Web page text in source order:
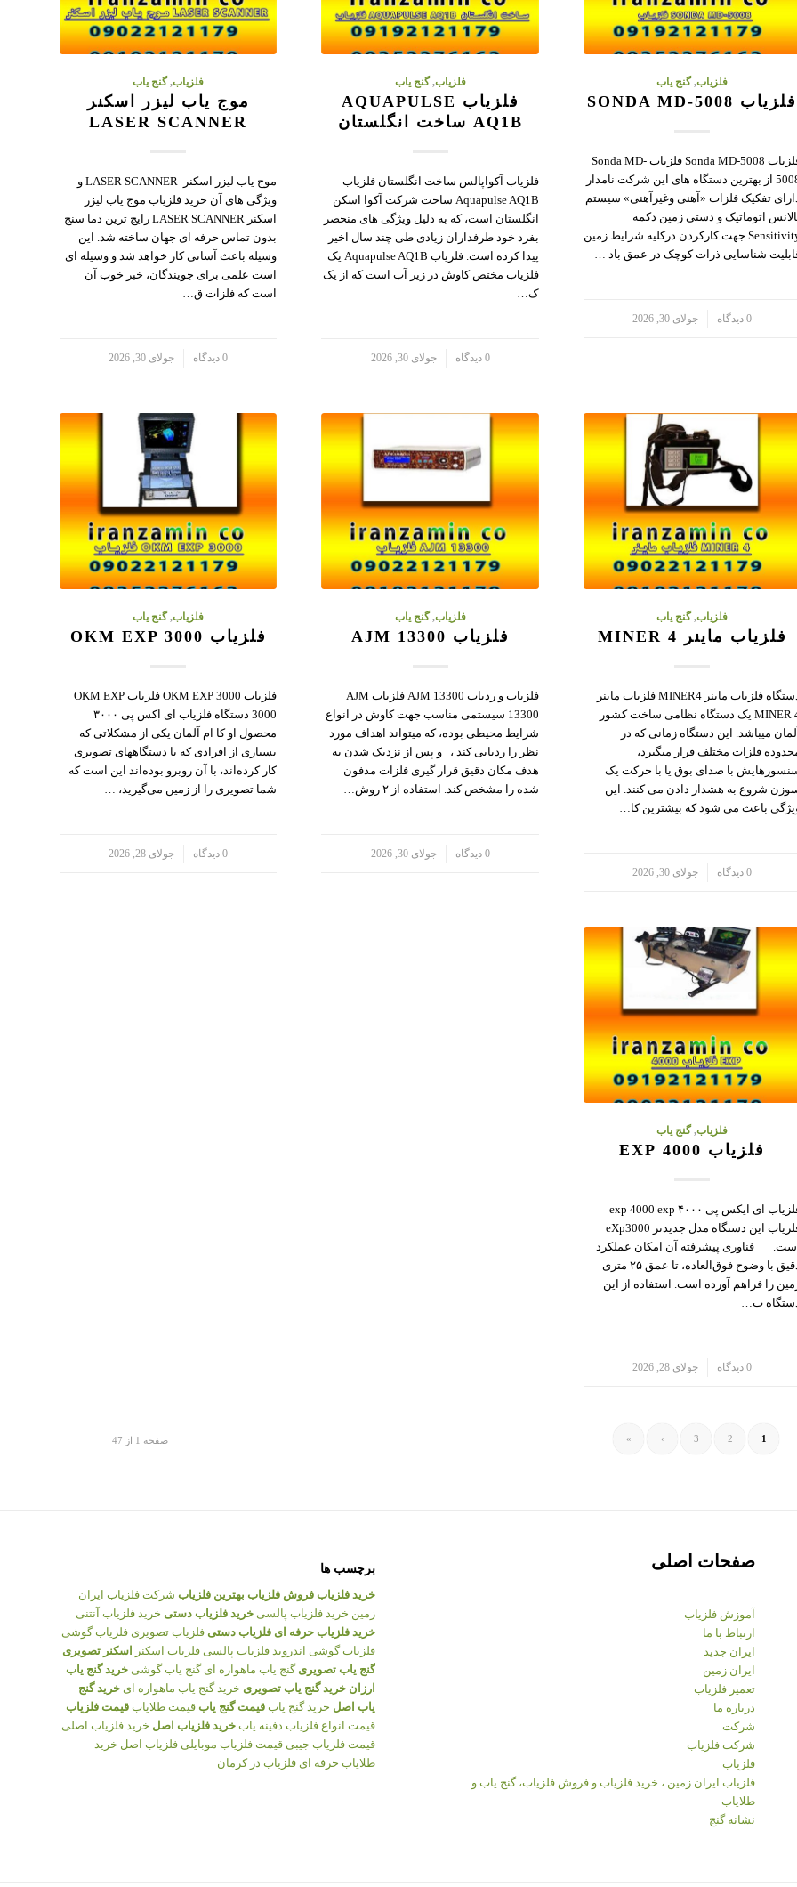
فلزیاب,گنج یاب
فلزیاب SONDA MD-5008
فلزیاب Sonda MD-5008 فلزیاب Sonda MD-
5008 از بهترین دستگاه های این شرکت نامدار
تفکیک فلزات «آهنی وغیرآهنی» سیستم
اتوماتیک و دستی زمین دکمه
Sensitivity جهت کارکردن درکلیه شرایط زمین
شناسایی ذرات کوچک در عمق باد …
0 دیدگاه جولای 30, 2026
فلزیاب,گنج یاب
فلزیاب AQUAPULSE
AQ1B ساخت انگلستان
فلزیاب آکواپالس ساخت انگلستان فلزیاب
Aquapulse AQ1B ساخت شرکت آکوا اسکن
انگلستان است، که به دلیل ویژگی های منحصر
بفرد خود طرفداران زیادی طی چند سال اخیر
پیدا کرده است. فلزیاب Aquapulse AQ1B یک
فلزیاب مختص کاوش در زیر آب است که از یک
ک…
0 دیدگاه جولای 30, 2026
فلزیاب,گنج یاب
موج یاب لیزر اسکنر
LASER SCANNER
موج یاب لیزر اسکنر LASER SCANNER و
ویژگی های آن خرید فلزیاب موج یاب لیزر
اسکنر LASER SCANNER رایج ترین دما سنج
بدون تماس حرفه ای جهان ساخته شد. این
وسیله باعث آسانی کار خواهد شد و وسیله ای
است علمی برای جویندگان، خبر خوب آن
است که فلزات ق…
0 دیدگاه جولای 30, 2026
فلزیاب,گنج یاب
فلزیاب ماینر MINER 4
دستگاه فلزیاب ماینر MINER4 فلزیاب ماینر
MINER 4 یک دستگاه نظامی ساخت کشور
میباشد. این دستگاه زمانی که در
فلزات مختلف قرار میگیرد،
با صدای بوق یا با حرکت یک
شروع به هشدار دادن می کنند. این
باعث می شود که بیشترین کا…
0 دیدگاه جولای 30, 2026
فلزیاب,گنج یاب
فلزیاب AJM 13300
فلزیاب و ردیاب AJM 13300 فلزیاب AJM
13300 سیستمی مناسب جهت کاوش در انواع
شرایط محیطی بوده، که میتواند اهداف مورد
نظر را ردیابی کند ، و پس از نزدیک شدن به
هدف مکان دقیق قرار گیری فلزات مدفون
شده را مشخص کند. استفاده از ۲ روش…
0 دیدگاه جولای 30, 2026
فلزیاب,گنج یاب
فلزیاب OKM EXP 3000
فلزیاب OKM EXP 3000 فلزیاب OKM EXP
3000 دستگاه فلزیاب ای اکس پی ۳۰۰۰
محصول او کا ام آلمان یکی از مشکلاتی که
بسیاری از افرادی که با دستگاههای تصویری
کار کرده‌اند، با آن روبرو بوده‌اند این است که
شما تصویری را از زمین می‌گیرید، …
0 دیدگاه جولای 28, 2026
فلزیاب,گنج یاب
فلزیاب 4000 EXP
فلزیاب ای ایکس پی ۴۰۰۰ exp 4000 exp
فلزیاب این دستگاه مدل جدیدتر eXp3000
فناوری پیشرفته آن امکان عملکرد
دقیق با وضوح فوق‌العاده، تا عمق ۲۵ متری
را فراهم آورده است. استفاده از این
ب…
0 دیدگاه جولای 28, 2026
صفحه 1 از 47 1
2
3
›
»
صفحات اصلی
آموزش فلزیاب
ارتباط با ما
ایران جدید
ایران زمین
تعمیر فلزیاب
درباره ما
شرکت
شرکت فلزیاب
فلزیاب
فلزیاب ایران زمین ، خرید فلزیاب و فروش فلزیاب، گنج یاب و
طلایاب
نشانه گنج
برچسب ها
خرید فلزیاب فروش فلزیاب بهترین فلزیاب شرکت فلزیاب ایران
زمین خرید فلزیاب پالسی خرید فلزیاب دستی خرید فلزیاب آنتنی
خرید فلزیاب حرفه ای فلزیاب دستی فلزیاب تصویری فلزیاب گوشی
فلزیاب گوشی اندروید فلزیاب پالسی فلزیاب اسکنر
اسکنر تصویری
گنج یاب تصویری گنج یاب ماهواره ای گنج یاب گوشی خرید گنج یاب
ارزان خرید گنج یاب تصویری خرید گنج یاب ماهواره ای خرید گنج
یاب اصل خرید گنج یاب قیمت گنج یاب قیمت طلایاب قیمت فلزیاب
قیمت انواع فلزیاب دفینه یاب خرید فلزیاب اصل خرید فلزیاب اصلی
قیمت فلزیاب جیبی قیمت فلزیاب موبایلی فلزیاب اصل خرید
طلایاب حرفه ای فلزیاب در کرمان